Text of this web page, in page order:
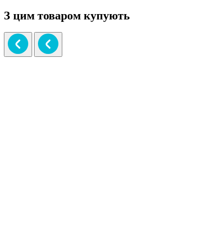
З цим товаром купують